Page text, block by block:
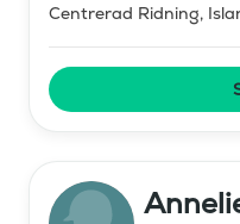
Centrerad Ridning,